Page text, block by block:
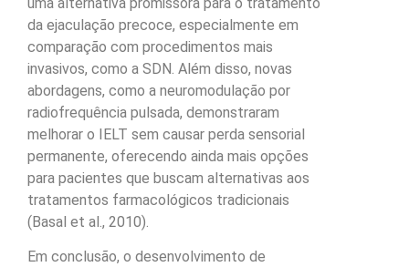
da ejaculação precoce, especialmente em
comparação com procedimentos mais
invasivos, como a SDN. Além disso, novas
abordagens, como a neuromodulação por
radiofrequência pulsada, demonstraram
melhorar o IELT sem causar perda sensorial
permanente, oferecendo ainda mais opções
para pacientes que buscam alternativas aos
tratamentos farmacológicos tradicionais
(Basal et al., 2010).
Em conclusão, o desenvolvimento de